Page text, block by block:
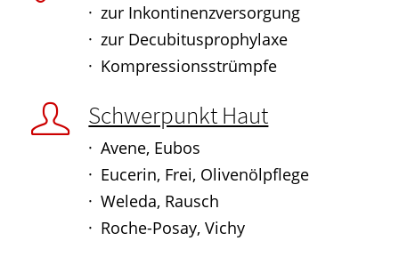
zur Inkontinenzversorgung
zur Decubitusprophylaxe
Kompressionsstrümpfe
Schwerpunkt Haut
Avene, Eubos
Eucerin, Frei, Olivenölpflege
Weleda, Rausch
Roche-Posay, Vichy